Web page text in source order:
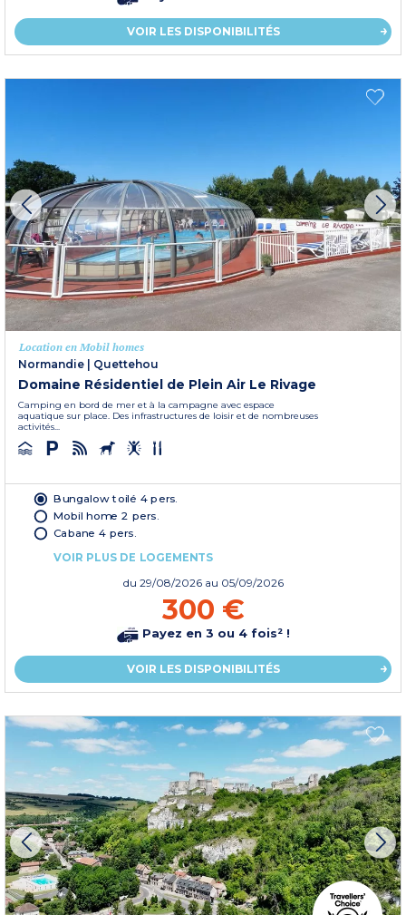
VOIR LES DISPONIBILITÉS
Location en Mobil homes
Normandie
Quettehou
Domaine Résidentiel de Plein Air Le Rivage
Camping en bord de mer et à la campagne avec espace
aquatique sur place. Des infrastructures de loisir et de nombreuses
activités...
Bungalow toilé 4 pers.
Mobil home 2 pers.
Cabane 4 pers.
VOIR PLUS DE LOGEMENTS
du 29/08/2026 au 05/09/2026
300 €
Payez en 3 ou 4 fois² !
VOIR LES DISPONIBILITÉS